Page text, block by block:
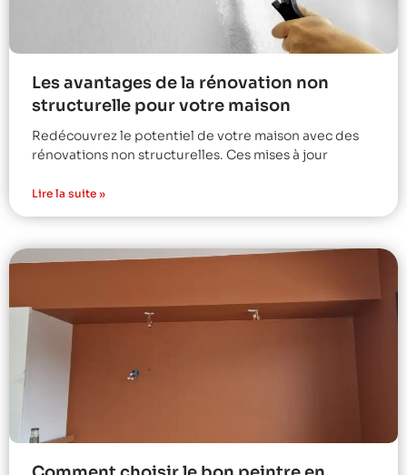
Les avantages de la rénovation non
structurelle pour votre maison
Redécouvrez le potentiel de votre maison avec des
rénovations non structurelles. Ces mises à jour
Lire la suite »